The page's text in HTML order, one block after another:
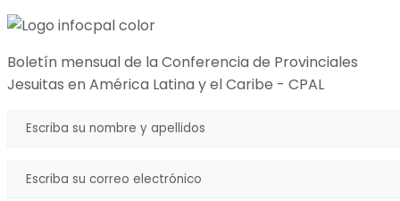
Boletín mensual de la Conferencia de Provinciales
Jesuitas en América Latina y el Caribe - CPAL